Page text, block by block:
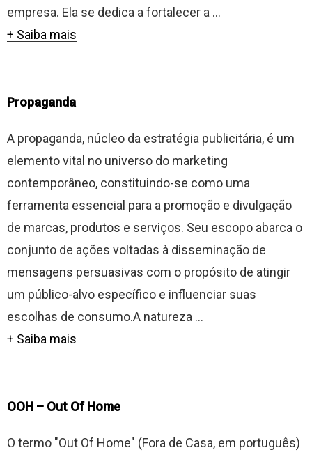
empresa. Ela se dedica a fortalecer a ...
+ Saiba mais
Propaganda
A propaganda, núcleo da estratégia publicitária, é um
elemento vital no universo do marketing
contemporâneo, constituindo-se como uma
ferramenta essencial para a promoção e divulgação
de marcas, produtos e serviços. Seu escopo abarca o
conjunto de ações voltadas à disseminação de
mensagens persuasivas com o propósito de atingir
um público-alvo específico e influenciar suas
escolhas de consumo.A natureza ...
+ Saiba mais
OOH – Out Of Home
O termo "Out Of Home" (Fora de Casa, em português)